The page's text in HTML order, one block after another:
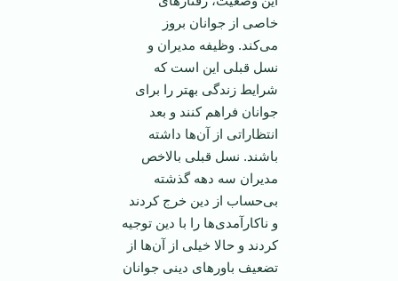
خاصی از جوانان بروز
می‌کند. وظیفه مدیران و
نسل قبلی این است که
شرایط زندگی بهتر را برای
جوانان فراهم کنند و بعد
انتظاراتی از آن‌ها داشته
باشند. نسل قبلی بالاخص
مدیران سه دهه گذشته
بی‌حساب از دین خرج کردند
و ناکارآمدی‌ها را با دین توجیه
کردند و حالا خیلی از آن‌ها از
تضعیف باورهای دینی جوانان